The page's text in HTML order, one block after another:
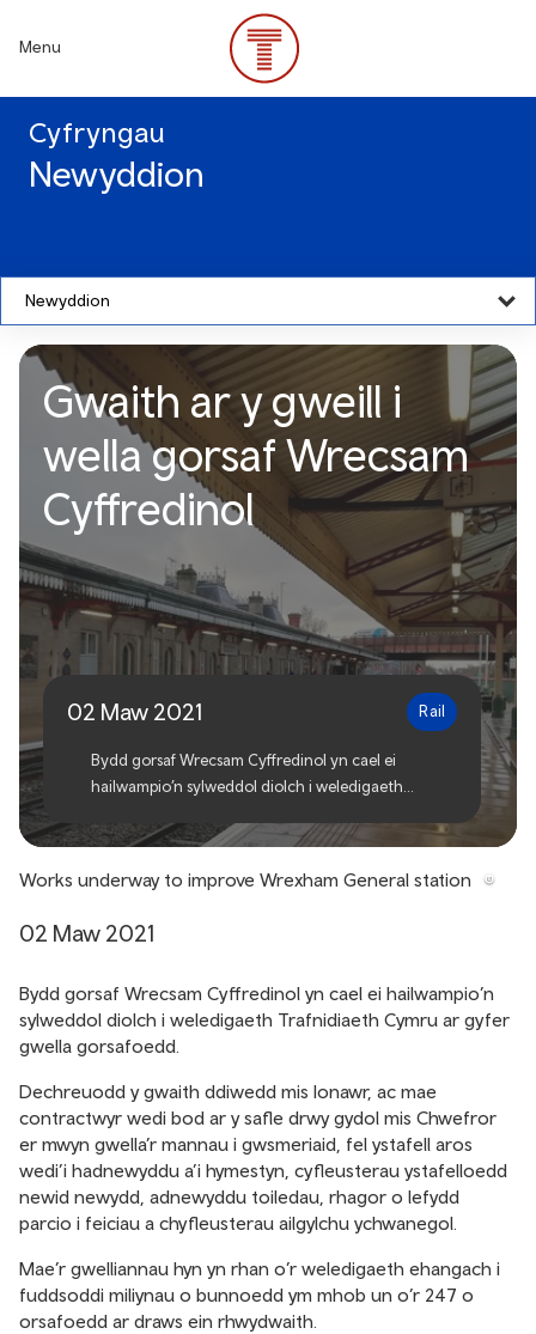
content
Menu
Cyfryngau
Newyddion
Newyddion
Gwaith ar y gweill i wella
gorsaf Wrecsam
Cyffredinol
Gwaith ar y gweill i
wella gorsaf Wrecsam
Cyffredinol
02 Maw 2021 Rail
Bydd gorsaf Wrecsam Cyffredinol yn cael ei
hailwampio’n sylweddol diolch i weledigaeth
Works underway to improve Wrexham General station
02 Maw 2021
Bydd gorsaf Wrecsam Cyffredinol yn cael ei hailwampio’n
sylweddol diolch i weledigaeth Trafnidiaeth Cymru ar gyfer
gwella gorsafoedd.
Dechreuodd y gwaith ddiwedd mis Ionawr, ac mae
contractwyr wedi bod ar y safle drwy gydol mis Chwefror
er mwyn gwella’r mannau i gwsmeriaid, fel ystafell aros
wedi’i hadnewyddu a’i hymestyn, cyfleusterau ystafelloedd
newid newydd, adnewyddu toiledau, rhagor o lefydd
parcio i feiciau a chyfleusterau ailgylchu ychwanegol.
Mae’r gwelliannau hyn yn rhan o’r weledigaeth ehangach i
fuddsoddi miliynau o bunnoedd ym mhob un o’r 247 o
orsafoedd ar draws ein rhwydwaith.